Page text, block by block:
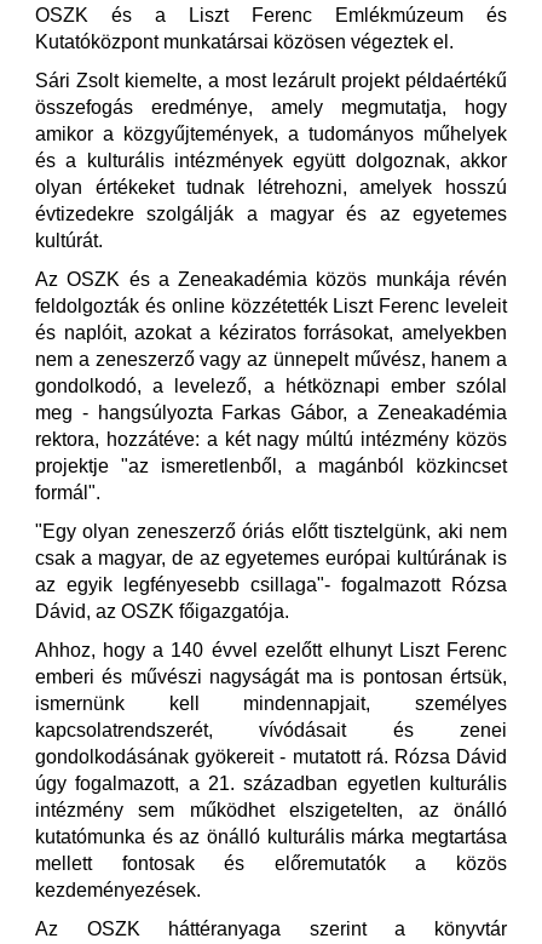
OSZK és a Liszt Ferenc Emlékmúzeum és
Kutatóközpont munkatársai közösen végeztek el.
Sári Zsolt kiemelte, a most lezárult projekt példaértékű
összefogás eredménye, amely megmutatja, hogy
amikor a közgyűjtemények, a tudományos műhelyek
és a kulturális intézmények együtt dolgoznak, akkor
olyan értékeket tudnak létrehozni, amelyek hosszú
évtizedekre szolgálják a magyar és az egyetemes
kultúrát.
Az OSZK és a Zeneakadémia közös munkája révén
feldolgozták és online közzétették Liszt Ferenc leveleit
és naplóit, azokat a kéziratos forrásokat, amelyekben
nem a zeneszerző vagy az ünnepelt művész, hanem a
gondolkodó, a levelező, a hétköznapi ember szólal
meg - hangsúlyozta Farkas Gábor, a Zeneakadémia
rektora, hozzátéve: a két nagy múltú intézmény közös
projektje "az ismeretlenből, a magánból közkincset
formál".
"Egy olyan zeneszerző óriás előtt tisztelgünk, aki nem
csak a magyar, de az egyetemes európai kultúrának is
az egyik legfényesebb csillaga"- fogalmazott Rózsa
Dávid, az OSZK főigazgatója.
Ahhoz, hogy a 140 évvel ezelőtt elhunyt Liszt Ferenc
emberi és művészi nagyságát ma is pontosan értsük,
ismernünk kell mindennapjait, személyes
kapcsolatrendszerét, vívódásait és zenei
gondolkodásának gyökereit - mutatott rá. Rózsa Dávid
úgy fogalmazott, a 21. században egyetlen kulturális
intézmény sem működhet elszigetelten, az önálló
kutatómunka és az önálló kulturális márka megtartása
mellett fontosak és előremutatók a közös
kezdeményezések.
Az OSZK háttéranyaga szerint a könyvtár